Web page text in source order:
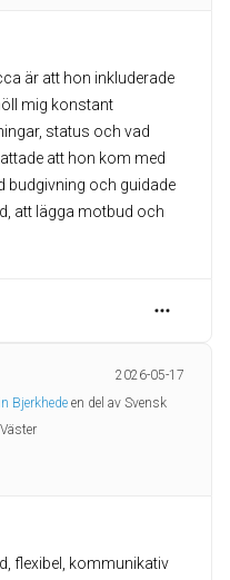
är att hon inkluderade
mig konstant
status och vad
att hon kom med
budgivning och guidade
att lägga motbud och
2026-05-17
Bjerkhede en del av Svensk
flexibel, kommunikativ